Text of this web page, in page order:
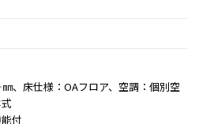
、床仕様：OAフロア、空調：個別空
付